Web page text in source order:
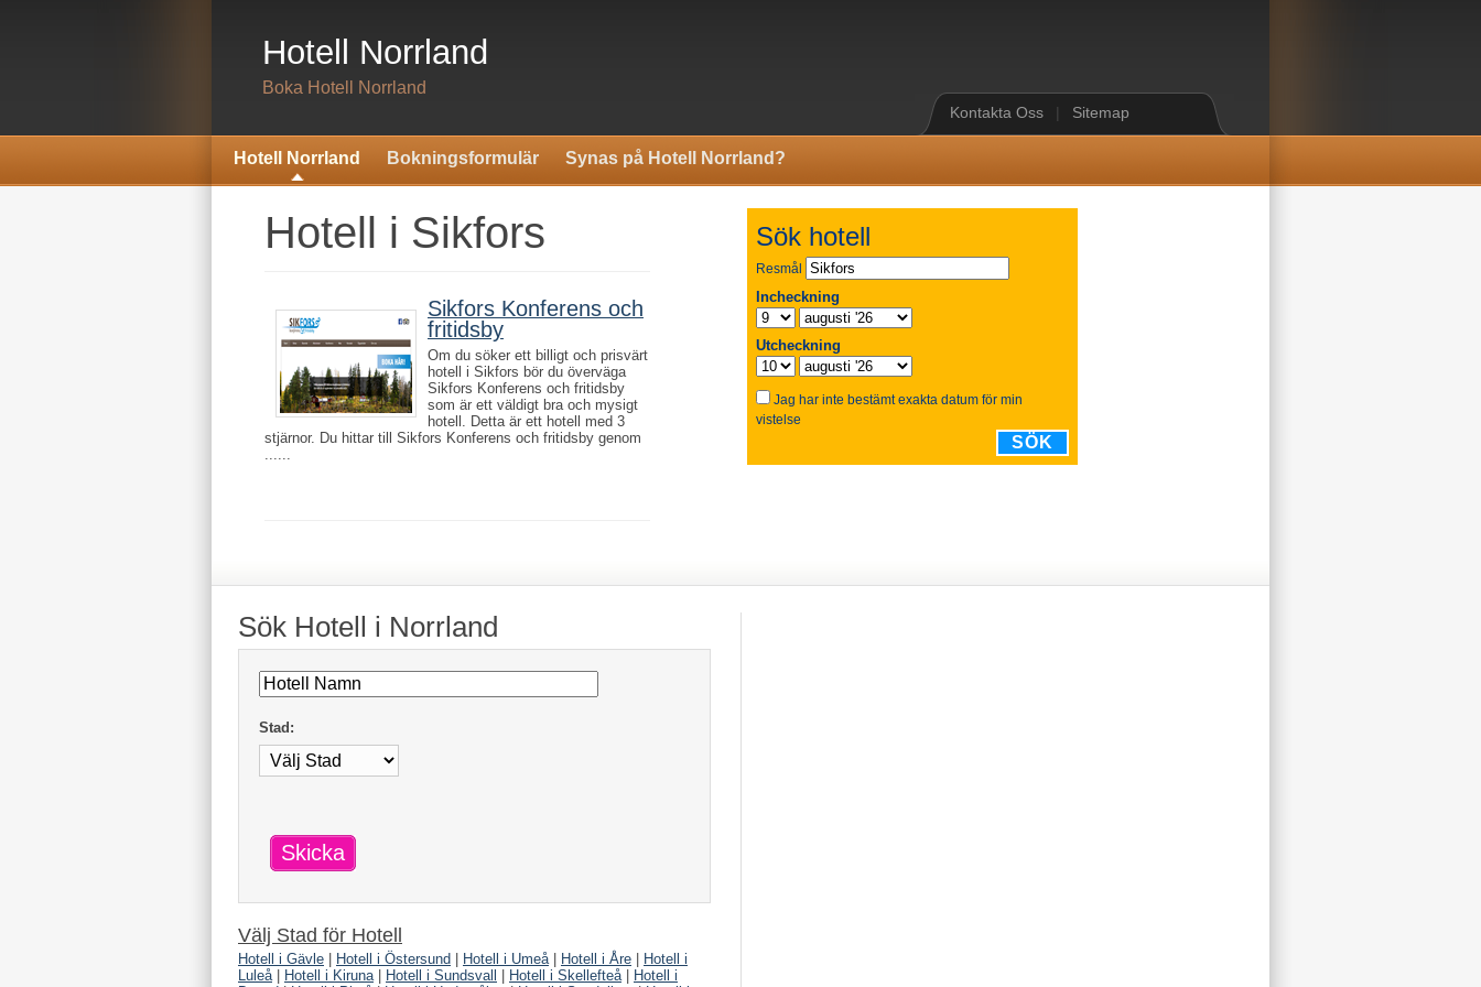
Hotell Norrland
Boka Hotell Norrland
Kontakta Oss | Sitemap
Hotell Norrland Bokningsformulär Synas på Hotell Norrland?
Hotell i Sikfors
Sikfors Konferens och
fritidsby
Om du söker ett billigt och prisvärt
hotell i Sikfors bör du överväga
Sikfors Konferens och fritidsby
som är ett väldigt bra och mysigt
hotell. Detta är ett hotell med 3
stjärnor. Du hittar till Sikfors Konferens och fritidsby genom
Sök Hotell i Norrland
Stad:
Skicka
Välj Stad för Hotell
Hotell i Gävle Hotell i Östersund Hotell i Umeå| Hotell i Åre
Hotell i
Luleå| Hotell i Kiruna| Hotell i Sundsvall Hotell i Skellefteå|
Hotell i